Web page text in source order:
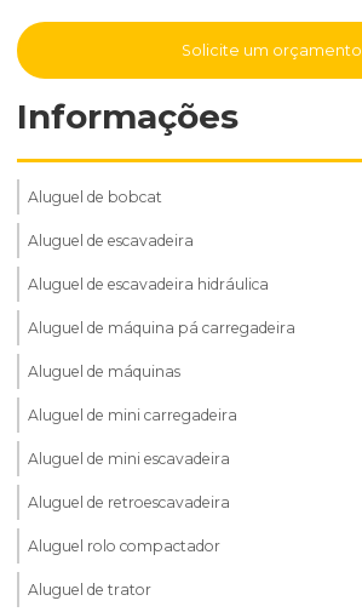
Solicite um orçamento
Informações
Aluguel de bobcat
Aluguel de escavadeira
Aluguel de escavadeira hidráulica
Aluguel de máquina pá carregadeira
Aluguel de máquinas
Aluguel de mini carregadeira
Aluguel de mini escavadeira
Aluguel de retroescavadeira
Aluguel rolo compactador
Aluguel de trator